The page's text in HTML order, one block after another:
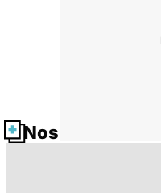
Nos fiches santé